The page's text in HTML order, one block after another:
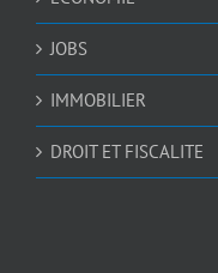
JOBS
IMMOBILIER
DROIT ET FISCALITE